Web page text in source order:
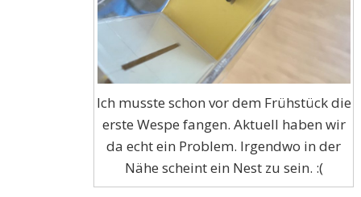
Ich musste schon vor dem Frühstück die
erste Wespe fangen. Aktuell haben wir
da echt ein Problem. Irgendwo in der
Nähe scheint ein Nest zu sein. :(